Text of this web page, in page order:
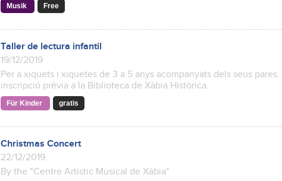
Musik Free
Taller de lectura infantil
19/12/2019
Per a xiquets i xiquetes de 3 a 5 anys acompanyats dels seus pares.
inscripció prèvia a la Biblioteca de Xàbia Històrica.
Für Kinder gratis
Christmas Concert
22/12/2019
By the "Centre Artístic Musical de Xàbia"